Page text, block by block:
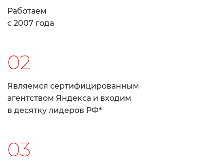
Работаем
с 2007 года
02
Являемся сертифицированным
агентством Яндекса и входим
в десятку лидеров РФ*
03